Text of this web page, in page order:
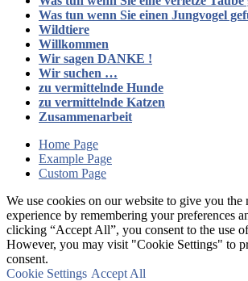
Was tun wenn Sie einen Jungvogel
Wildtiere
Willkommen
Wir sagen DANKE !
Wir suchen …
zu vermittelnde Hunde
zu vermittelnde Katzen
Zusammenarbeit
Home Page
Example Page
Custom Page
We use cookies on our website to give you the
experience by remembering your preferences
clicking “Accept All”, you consent to the use
However, you may visit "Cookie Settings" to
consent.
Cookie Settings Accept All